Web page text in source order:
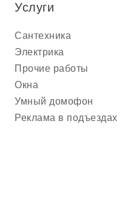
Услуги
Сантехника
Электрика
Прочие работы
Окна
Умный домофон
Реклама в подъездах